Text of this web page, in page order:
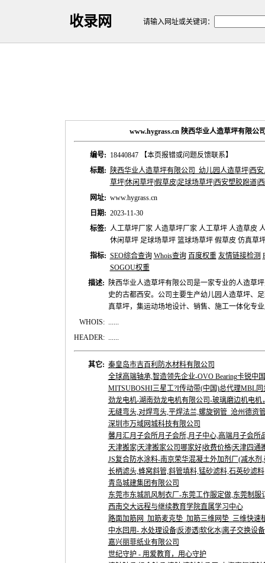
收录网 请输入网址或关键词：
www.hygrass.cn 陕西华业人造草坪有限公
编号: 18440847
【本页报错或问题反馈联系】
标题:
陕西华业人造草坪有限公司_幼儿园人造草坪|西
草坪|休闲草坪|假草皮|足球场草坪|西安塑胶跑道|
网址: www.hygrass.cn
日期: 2023-11-30
标签: 人工草坪厂家 人造草坪厂家 人工草坪 人造草皮
休闲草坪 足球场草坪 篮球场草坪 假草皮 仿真草
指标: SEO综合查询 Whois查询 百度权重 友情链接检测
SOGOU权重
描述:
陕西华业人造草坪有限公司是一家专业的人造草
史的古都西安。公司主要生产幼儿园人造草坪、
真草坪，集运动场地设计、销售、施工一体化专业
WHOIS: ......
HEADER: ......
其它: 秦皇岛市吉百利防水材料有限公司
全球高端轴承,智造领先企业-OVO Bearing卡锐中
MITSUBOSHI三星工?I传动带(中国)总代理MBL同
劲龙电机-湖南劲龙电机有限公司-玻璃磨边机电机
无缝弯头,对焊弯头,平焊法兰,螺旋钢管_沧州德资
深圳市万域网城科技有限公司
馨月汇月子会所月子会所,月子中心,高端月子会所
天津搬家|天津搬家公司哪家好|收费价格|天津四通
JS复合防水涂料-南京荣华混凝土外加剂厂(减水剂
长柄滤头,蜂窝斜管,斜管填料,锰砂滤料,石英砂滤
青岛城建集团有限公司
东莞市东城凯风制衣厂-东莞工作服定做,东莞制服
西南交大远程与继续教育学院直属学习中心
路面加筋网_加筋麦克垫_加筋三维网垫_三维快速
中水回用- 水处理设备|反渗透|软化水|离子交换设
嘉兴丽菲纸业有限公司
世纪守护 - 用爱教育，用心守护